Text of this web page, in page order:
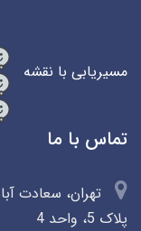
مسیریابی با نقشه
تماس با ما
تهران، سعادت
پلاک 5، واحد 4